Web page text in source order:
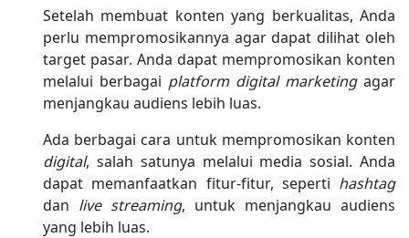
Setelah membuat konten yang berkualitas, Anda
perlu mempromosikannya agar dapat dilihat oleh
target pasar. Anda dapat mempromosikan konten
melalui berbagai platform digital marketingagar
menjangkau audiens lebih luas.
Ada berbagai cara untuk mempromosikan konten
digital, salah satunya melalui media sosial. Anda
dapat memanfaatkan fitur-fitur, seperti hashtag
dan live streaming, untuk menjangkau audiens
yang lebih luas.